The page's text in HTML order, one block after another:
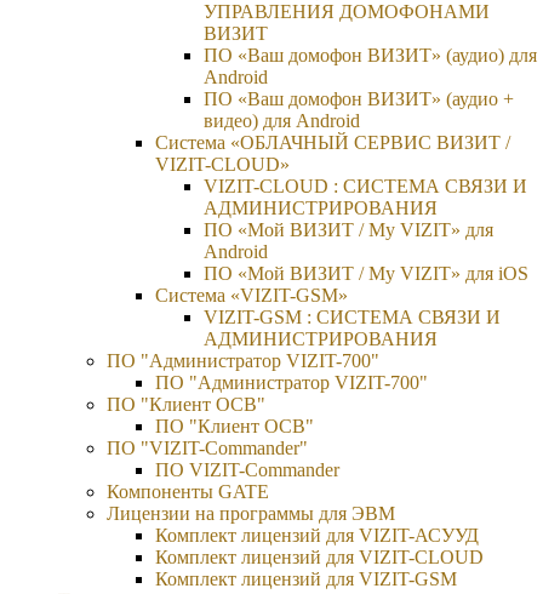
УПРАВЛЕНИЯ ДОМОФОНАМИ
ВИЗИТ
ПО «Ваш домофон ВИЗИТ» (аудио) для
Android
ПО «Ваш домофон ВИЗИТ» (аудио +
видео) для Android
Система «ОБЛАЧНЫЙ СЕРВИС ВИЗИТ /
VIZIT-CLOUD»
VIZIT-CLOUD : СИСТЕМА СВЯЗИ И
АДМИНИСТРИРОВАНИЯ
ПО «Мой ВИЗИТ / My VIZIT» для
Android
ПО «Мой ВИЗИТ / My VIZIT» для iOS
Система «VIZIT-GSM»
VIZIT-GSM : СИСТЕМА СВЯЗИ И
АДМИНИСТРИРОВАНИЯ
ПО "Администратор VIZIT-700"
ПО "Администратор VIZIT-700"
ПО "Клиент ОСВ"
ПО "Клиент ОСВ"
ПО "VIZIT-Commander"
ПО VIZIT-Commander
Компоненты GATE
Лицензии на программы для ЭВМ
Комплект лицензий для VIZIT-АСУУД
Комплект лицензий для VIZIT-CLOUD
Комплект лицензий для VIZIT-GSM